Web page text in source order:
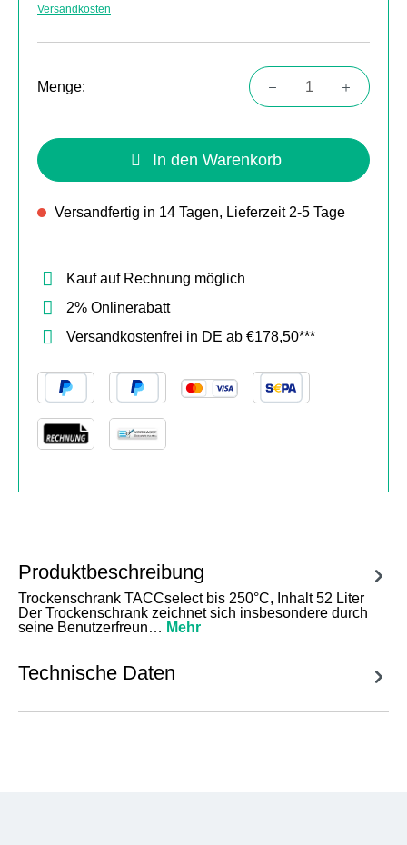
Versandkosten
Menge:
Produkt Anzahl: Gib den gewünschten
In den Warenkorb
Versandfertig in 14 Tagen, Lieferzeit 2-5 Tage
Kauf auf Rechnung möglich
2% Onlinerabatt
Versandkostenfrei in DE ab €178,50***
Produktbeschreibung
Trockenschrank TACCselect bis 250°C, Inhalt 52 Liter
Der Trockenschrank zeichnet sich insbesondere durch
seine Benutzerfreun… Mehr
Technische Daten